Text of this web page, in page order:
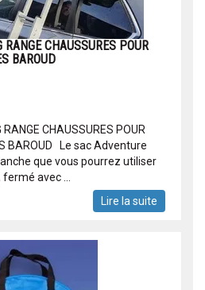
CHAUSSURES POUR
BAROUD
CHAUSSURES POUR
BAROUD Le sac Adventure
que vous pourrez utiliser
avec ...
Lire la suite